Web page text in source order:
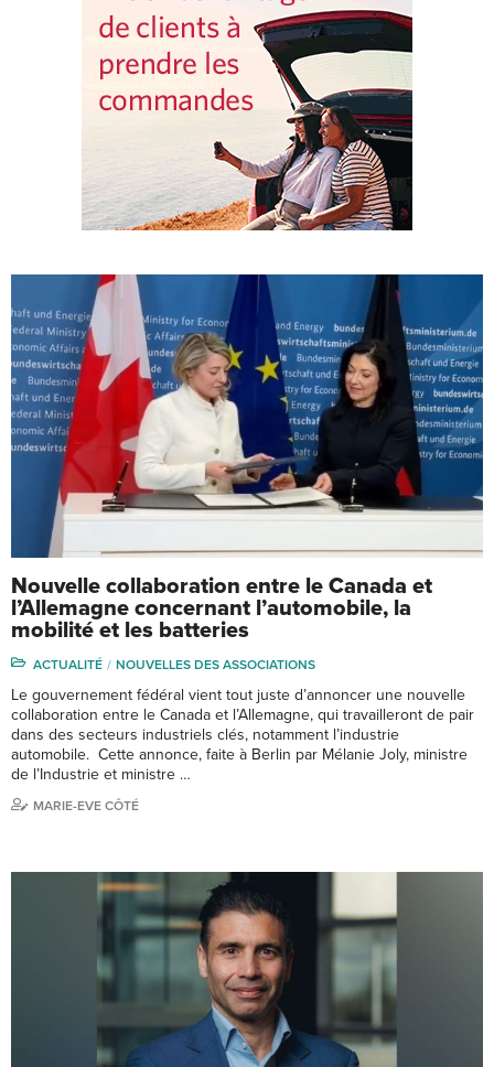
Nouvelle collaboration entre le Canada et
l’Allemagne concernant l’automobile, la
mobilité et les batteries
ACTUALITÉ NOUVELLES DES ASSOCIATIONS
Le gouvernement fédéral vient tout juste d’annoncer une nouvelle
collaboration entre le Canada et l’Allemagne, qui travailleront de pair
dans des secteurs industriels clés, notamment l’industrie
automobile. Cette annonce, faite à Berlin par Mélanie Joly, ministre
de l’Industrie et ministre …
MARIE-EVE CÔTÉ